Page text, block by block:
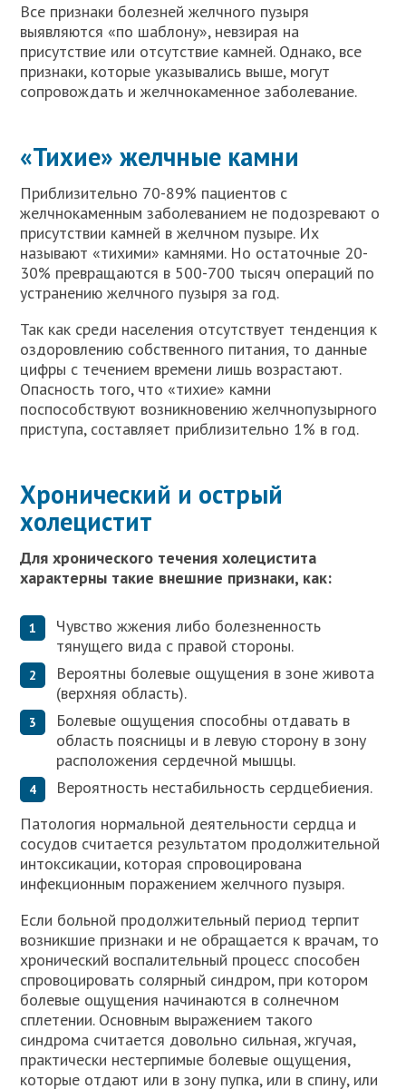
Все признаки болезней желчного пузыря
выявляются «по шаблону», невзирая на
присутствие или отсутствие камней. Однако, все
признаки, которые указывались выше, могут
сопровождать и желчнокаменное заболевание.
«Тихие» желчные камни
Приблизительно 70-89% пациентов с
желчнокаменным заболеванием не подозревают о
присутствии камней в желчном пузыре. Их
называют «тихими» камнями. Но остаточные 20-
30% превращаются в 500-700 тысяч операций по
устранению желчного пузыря за год.
Так как среди населения отсутствует тенденция к
оздоровлению собственного питания, то данные
цифры с течением времени лишь возрастают.
Опасность того, что «тихие» камни
поспособствуют возникновению желчнопузырного
приступа, составляет приблизительно 1% в год.
Хронический и острый
холецистит
Для хронического течения холецистита
характерны такие внешние признаки, как:
Чувство жжения либо болезненность
тянущего вида с правой стороны.
Вероятны болевые ощущения в зоне живота
(верхняя область).
Болевые ощущения способны отдавать в
область поясницы и в левую сторону в зону
расположения сердечной мышцы.
Вероятность нестабильность сердцебиения.
Патология нормальной деятельности сердца и
сосудов считается результатом продолжительной
интоксикации, которая спровоцирована
инфекционным поражением желчного пузыря.
Если больной продолжительный период терпит
возникшие признаки и не обращается к врачам, то
хронический воспалительный процесс способен
спровоцировать солярный синдром, при котором
болевые ощущения начинаются в солнечном
сплетении. Основным выражением такого
синдрома считается довольно сильная, жгучая,
практически нестерпимые болевые ощущения,
которые отдают или в зону пупка, или в спину, или